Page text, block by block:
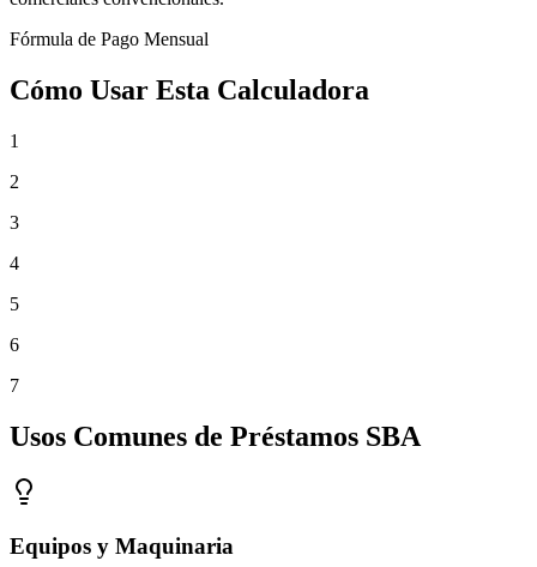
Fórmula de Pago Mensual
Cómo Usar Esta Calculadora
1
2
3
4
5
6
7
Usos Comunes de Préstamos SBA
Equipos y Maquinaria